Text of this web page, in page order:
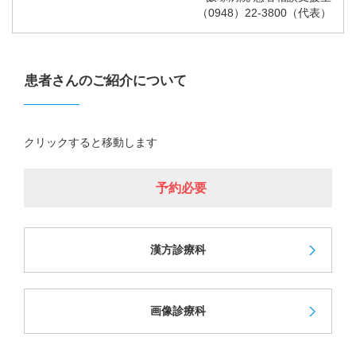
（0948）22-3800（代表）
患者さんのご紹介について
クリックすると移動します
予約必要
漢方診療科
画像診療科